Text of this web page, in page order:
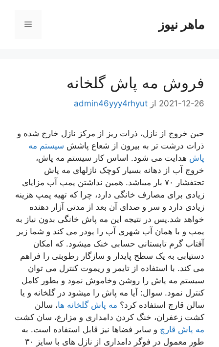
محتواماهر نیوز فهرست
فروش مه پاش گلخانه
2021-12-26 از admin46yyy4rhyut
حین خروج از نازل، ذرات ریز از مرکز نازل خارج شده و
ذرات درشت تر به بیرون از شعاع پاشش سیستم مه
پاش هدایت می شود. اساس کار سیستم مه پاش،
خروج آب از دهانه بسیار کوچک نازلهای مه پاش
تحتفشار ۷۰ بار میباشد. همین نداشتن پمپ آب مزایای
زیادی برای مصارف خانگی دارد، چرا که تهیه پمپ هزینه
زیادی دارد و سر و صدای آن بعد از مدتی آزار دهنده
خواهد شد.پس در نتیجه این مه پاش خانگی بدون نیاز به
پمپ و با همان آب شهری آب را پودر می کند و شما زیر
آفتاب گرم تابستانی حسابی خنک میشود. که امکان
دستیابی به یک سطح پایدار و سازگار رطوبتی را فراهم
می کند. با استفاده از تایمر و ریموت کنترل می توان
سیستم مه پاش را روشن وخاموش نمود و بطور کامل
کنترل نمود. سوال: آیا مه پاش را میشود در گلخانه و یا
سالن قارچ استفاده کرد؟ مه پاش گلخانه ها، سالن
کشت زعفران، خنگ کردن دامداری و مزارع، سان کشت
مه پاش قارچ و سایر فضاها نیز قابل استفاده است. به
طور معمول در فوگر دامداری از نازل های با سایز ۳۰